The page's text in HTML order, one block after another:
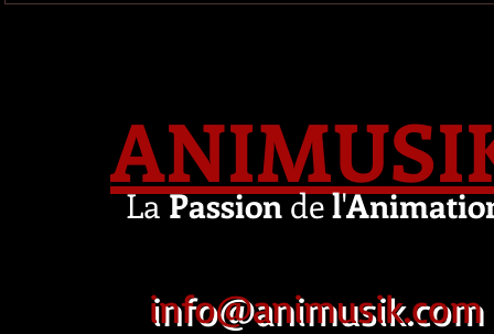
LaPassiondel'
info@animusik.com